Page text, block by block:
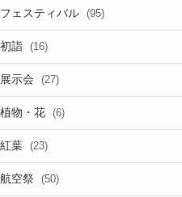
フェスティバル (95)
初詣 (16)
展示会 (27)
植物・花 (6)
紅葉 (23)
航空祭 (50)